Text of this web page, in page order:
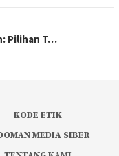
Pilihan T…
KODE ETIK
MEDIA SIBER